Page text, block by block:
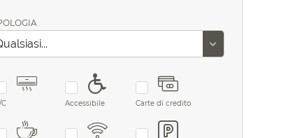
Accessibile Carte di credito